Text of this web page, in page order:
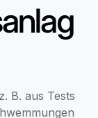
B. aus Tests